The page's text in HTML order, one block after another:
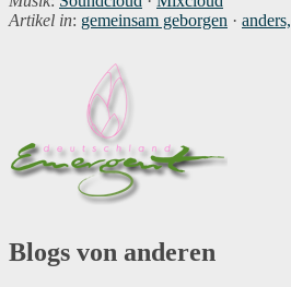
Artikel in: gemeinsam geborgen · anders,
Blogs von anderen